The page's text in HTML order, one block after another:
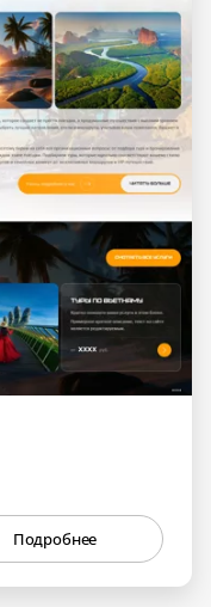
Подробнее